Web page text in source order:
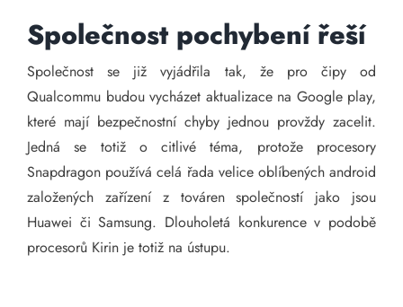
Společnost pochybení řeší
Společnost se již vyjádřila tak, že pro čipy od
Qualcommu budou vycházet aktualizace na Google play,
které mají bezpečnostní chyby jednou provždy zacelit.
Jedná se totiž o citlivé téma, protože procesory
Snapdragon používá celá řada velice oblíbených android
založených zařízení z továren společností jako jsou
Huawei či Samsung. Dlouholetá konkurence v podobě
procesorů Kirin je totiž na ústupu.